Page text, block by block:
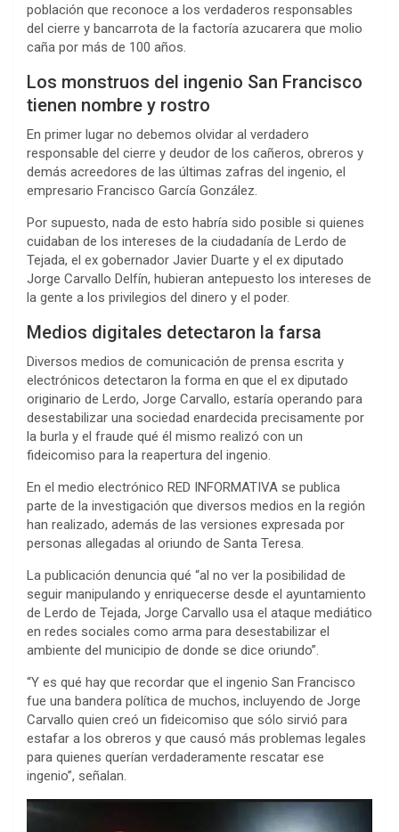
población que reconoce a los verdaderos responsables
del cierre y bancarrota de la factoría azucarera que molio
caña por más de 100 años.
Los monstruos del ingenio San Francisco
tienen nombre y rostro
En primer lugar no debemos olvidar al verdadero
responsable del cierre y deudor de los cañeros, obreros y
demás acreedores de las últimas zafras del ingenio, el
empresario Francisco García González.
Por supuesto, nada de esto habría sido posible si quienes
cuidaban de los intereses de la ciudadanía de Lerdo de
Tejada, el ex gobernador Javier Duarte y el ex diputado
Jorge Carvallo Delfín, hubieran antepuesto los intereses de
la gente a los privilegios del dinero y el poder.
Medios digitales detectaron la farsa
Diversos medios de comunicación de prensa escrita y
electrónicos detectaron la forma en que el ex diputado
originario de Lerdo, Jorge Carvallo, estaría operando para
desestabilizar una sociedad enardecida precisamente por
la burla y el fraude qué él mismo realizó con un
fideicomiso para la reapertura del ingenio.
En el medio electrónico RED INFORMATIVA se publica
parte de la investigación que diversos medios en la región
han realizado, además de las versiones expresada por
personas allegadas al oriundo de Santa Teresa.
La publicación denuncia qué “al no ver la posibilidad de
seguir manipulando y enriquecerse desde el ayuntamiento
de Lerdo de Tejada, Jorge Carvallo usa el ataque mediático
en redes sociales como arma para desestabilizar el
ambiente del municipio de donde se dice oriundo”.
“Y es qué hay que recordar que el ingenio San Francisco
fue una bandera política de muchos, incluyendo de Jorge
Carvallo quien creó un fideicomiso que sólo sirvió para
estafar a los obreros y que causó más problemas legales
para quienes querían verdaderamente rescatar ese
ingenio”, señalan.